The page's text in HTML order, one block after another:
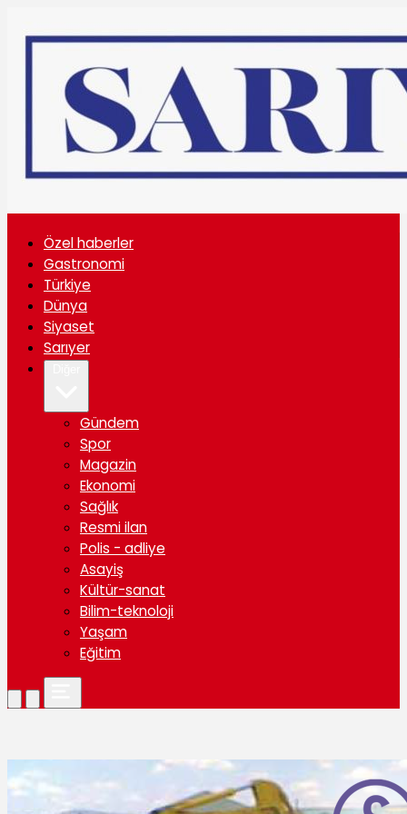
Özel haberler
Gastronomi
Türkiye
Dünya
Siyaset
Sarıyer
Gündem
Spor
Magazin
Ekonomi
Sağlık
Resmi ilan
Polis - adliye
Asayiş
Kültür-sanat
Bilim-teknoloji
Yaşam
Eğitim